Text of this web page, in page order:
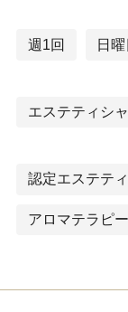
週1回 日曜
エステティシ
認定エステテ
アロマテラピ